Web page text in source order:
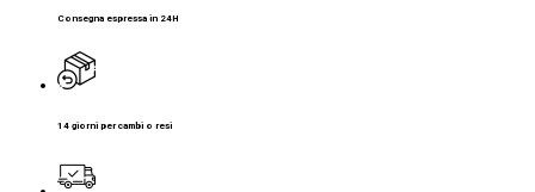
Consegna espressa in 24H
14 giorni per cambi o resi